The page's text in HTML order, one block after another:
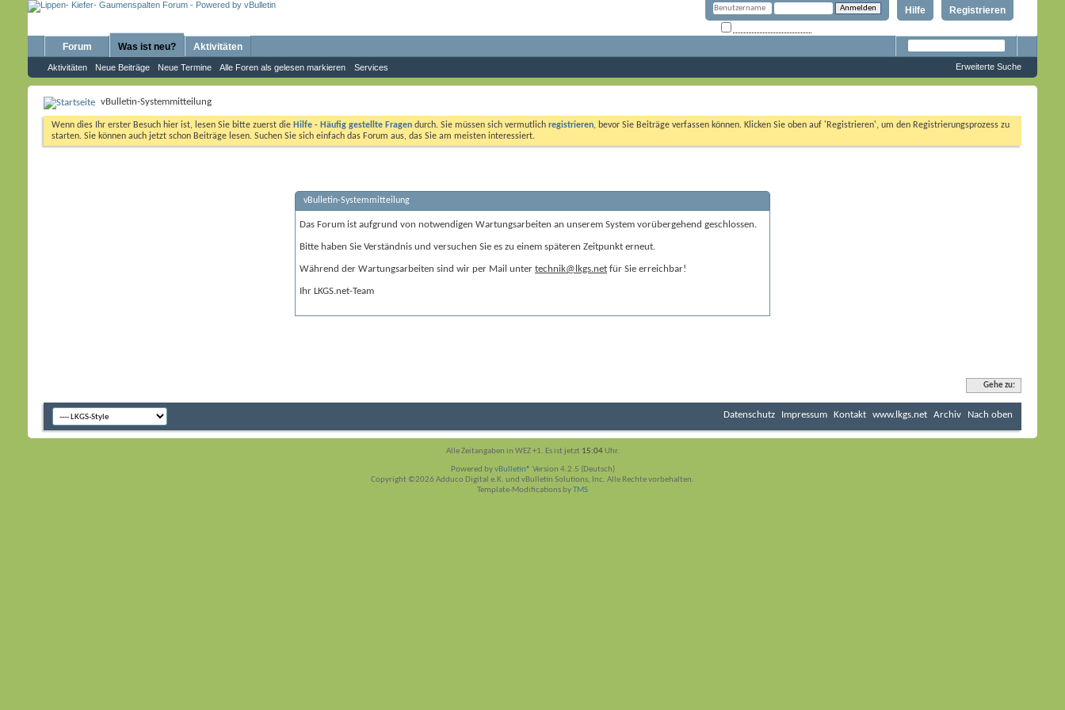
Registrieren
Hilfe
Forum Was ist neu?
Aktivitäten Neue Beiträge Neue Termine Alle Foren als gelesen markieren Services
Aktivitäten
Erweiterte Suche
vBulletin-Systemmitteilung
Wenn dies Ihr erster Besuch hier ist, lesen Sie bitte zuerst die Hilfe - Häufig gestellte Fragen durch. Sie müssen sich vermutlich registrieren, bevor Sie Beiträge verfassen können. Klicken Sie oben auf 'Registrieren', um den Registrierungsprozess zu
starten. Sie können auch jetzt schon Beiträge lesen. Suchen Sie sich einfach das Forum aus, das Sie am meisten interessiert.
vBulletin-Systemmitteilung
Das Forum ist aufgrund von notwendigen Wartungsarbeiten an unserem System vorübergehend geschlossen.
Bitte haben Sie Verständnis und versuchen Sie es zu einem späteren Zeitpunkt erneut.
Während der Wartungsarbeiten sind wir per Mail unter technik@lkgs.net für Sie erreichbar!
Ihr LKGS.net-Team
Gehe zu:
Datenschutz Impressum Kontakt www.lkgs.net Archiv Nach oben
Alle Zeitangaben in WEZ +1. Es ist jetzt 15:04Uhr.
Powered byvBulletin® Version 4.2.5 (Deutsch)
Copyright ©2026 Adduco Digital e.K. und vBulletin Solutions, Inc. Alle Rechte vorbehalten.
Template-Modifications byTMS